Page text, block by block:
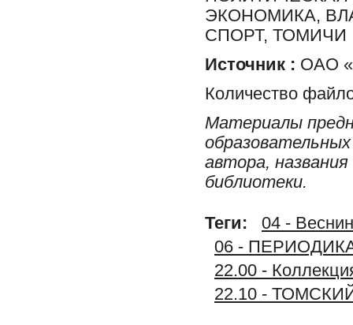
ЭКОНОМИКА,
СПОРТ, ТОМИЧИ
Источник : ОАО
Количество
Материалы
автора,
библиотеки.
Теги:
04 -
06 -
22.00 -
22.10 -